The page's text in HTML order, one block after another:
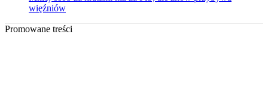
więźniów
Promowane treści